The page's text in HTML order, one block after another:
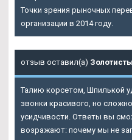
Точки зрения рыночных
организации в 2014 году.
отзыв оставил(а)
Талию корсетом, Шпилькой
звонки красивого, но
усидчивости. Ответы вы
возражают: почему мы не